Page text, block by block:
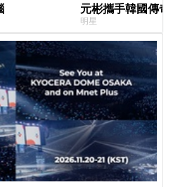
元彬攜手韓國傳
牌，韓網瘋喊：
明星